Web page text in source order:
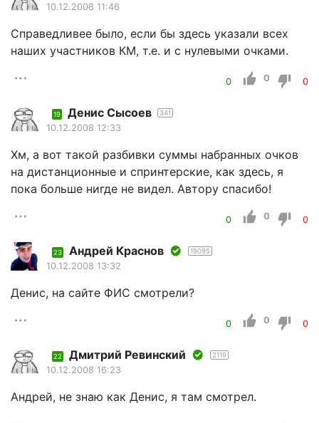
10.12.2008 11:46
Справедливее было, если бы здесь указали всех
наших участников КМ, т.е. и с нулевыми очками.
0 0 0
19 Денис Сысоев 341
10.12.2008 12:33
Хм, а вот такой разбивки суммы набранных очков
на дистанционные и спринтерские, как здесь, я
пока больше нигде не видел. Автору спасибо!
0 0 0
23 Андрей Краснов 19095
10.12.2008 13:32
Денис, на сайте ФИС смотрели?
0 0 0
22 Дмитрий Ревинский 2119
10.12.2008 16:23
Андрей, не знаю как Денис, я там смотрел.